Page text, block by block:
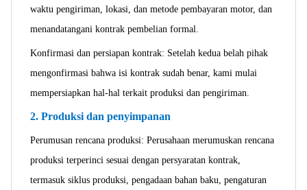
waktu pengiriman, lokasi, dan metode pembayaran motor, dan
menandatangani kontrak pembelian formal.
Konfirmasi dan persiapan kontrak: Setelah kedua belah pihak
mengonfirmasi bahwa isi kontrak sudah benar, kami mulai
mempersiapkan hal-hal terkait produksi dan pengiriman.
2. Produksi dan penyimpanan
Perumusan rencana produksi: Perusahaan merumuskan rencana
produksi terperinci sesuai dengan persyaratan kontrak,
termasuk siklus produksi, pengadaan bahan baku, pengaturan